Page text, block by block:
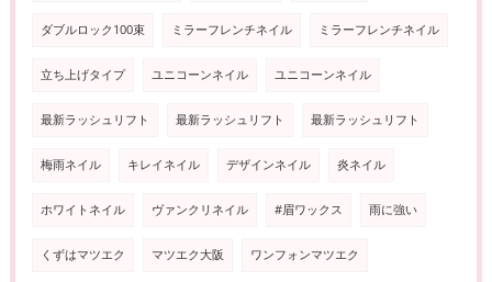
ダブルロック100束 ミラーフレンチネイル ミラーフレンチネイル
立ち上げタイプ ユニコーンネイル ユニコーンネイル
最新ラッシュリフト 最新ラッシュリフト 最新ラッシュリフト
梅雨ネイル キレイネイル デザインネイル 炎ネイル
ホワイトネイル ヴァンクリネイル #眉ワックス 雨に強い
くずはマツエク マツエク大阪 ワンフォンマツエク